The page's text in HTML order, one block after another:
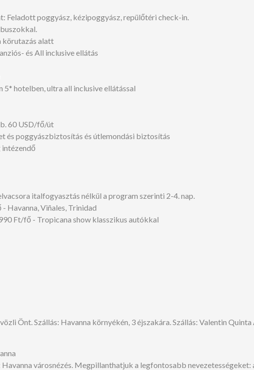
Feladott poggyász, kézipoggyász, repülőtéri check-in.
körutazás alatt
és All inclusive ellátás
hotelben, ultra all inclusive ellátással
60 USD/fő/út
és poggyászbiztosítás és útlemondási biztosítás
intézendő
italfogyasztás nélkül a program szerinti 2-4. nap.
Havanna, Viñales, Trinidad
Ft/fő - Tropicana show klasszikus autókkal
Önt. Szállás: Havanna környékén, 3 éjszakára. Szállás: Valentin
városnézés. Megpillanthatjuk a legfontosabb